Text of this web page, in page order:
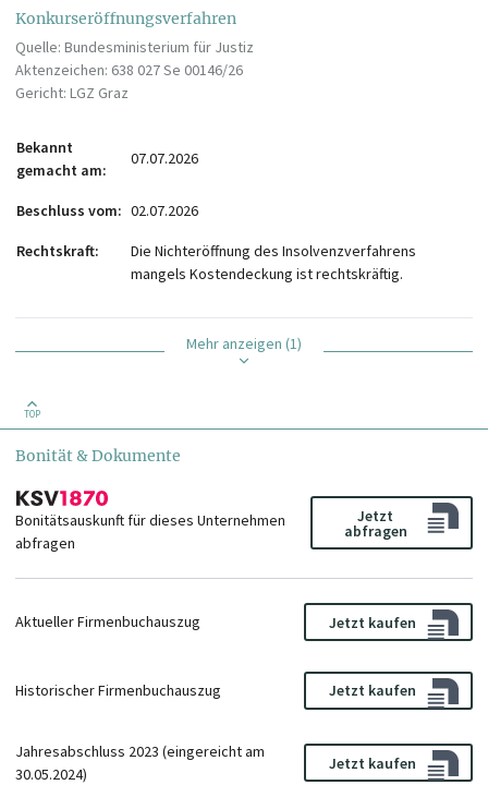
Konkurseröffnungsverfahren
Quelle: Bundesministerium für Justiz
Aktenzeichen: 638 027 Se 00146/26
Gericht: LGZ Graz
Bekannt
gemacht am
07.07.2026
Beschluss vom 02.07.2026
Rechtskraft
Die Nichteröffnung des Insolvenzverfahrens
mangels Kostendeckung ist rechtskräftig.
Mehr anzeigen (1)
TOP
Bonität & Dokumente
Bonitätsauskunft für dieses Unternehmen
abfragen
Jetzt
abfragen
Aktueller Firmenbuchauszug Jetzt kaufen
Historischer Firmenbuchauszug Jetzt kaufen
Jahresabschluss 2023 (eingereicht am
30.05.2024)
Jetzt kaufen